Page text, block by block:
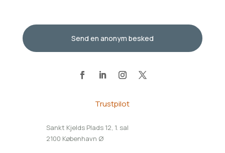
Send en anonym besked
Trustpilot
Sankt Kjelds Plads 12, 1. sal
2100 København Ø